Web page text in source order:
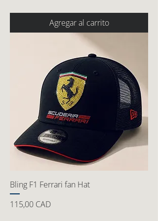
Agregar al carrito
Bling F1 Ferrari fan Hat
Precio
115,00 CAD